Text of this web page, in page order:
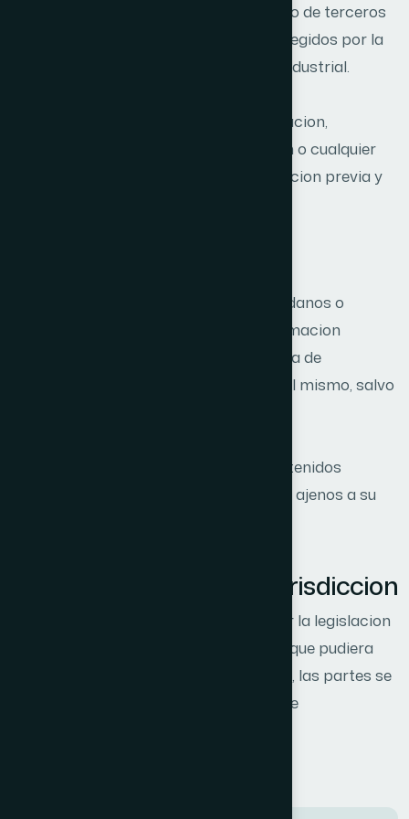
elemento, son titularidad de Ibermedia o de terceros
con autorizacion, y se encuentran protegidos por la
normativa de propiedad intelectual e industrial.
No se permite la reproduccion, distribucion,
comunicacion publica, transformacion o cualquier
otra forma de explotacion sin autorizacion previa y
Ibermedia no se responsabiliza de los danos o
perjuicios derivados del uso de la informacion
contenida en este sitio web, ni de la falta de
disponibilidad o continuidad tecnica del mismo, salvo
Tampoco se responsabiliza de los contenidos
enlazados de terceros, cuyos sitios son ajenos a su
Legislacion aplicable y jurisdiccion
Las presentes condiciones se rigen por la legislacion
espanola. Para cualquier controversia que pudiera
derivarse del acceso o uso del sitio web, las partes se
someten a los juzgados y tribunales que